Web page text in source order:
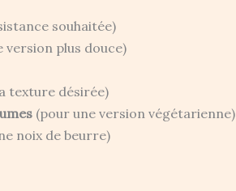
souhaitée)
version plus douce)
texture désirée)
(pour une version végétarienne)
noix de beurre)